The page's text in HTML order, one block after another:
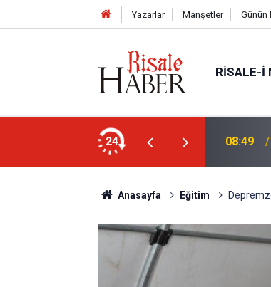
Yazarlar Manşetler Günün
RISALE-I
24
geçen Gazze'deki ateşkesi 4 binden fazla
08:49
Anasayfa Eğitim